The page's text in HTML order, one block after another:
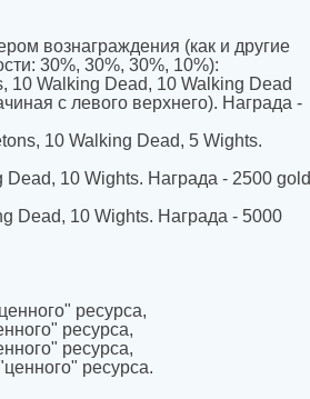
вознаграждения (как и другие
30%, 30%, 30%, 10%):
10 Walking Dead, 10 Walking Dead
с левого верхнего). Награда -
10 Walking Dead, 5 Wights.
10 Wights. Награда - 2500 gold
Dead, 10 Wights. Награда - 5000
ресурса,
ресурса,
ресурса,
ресурса.